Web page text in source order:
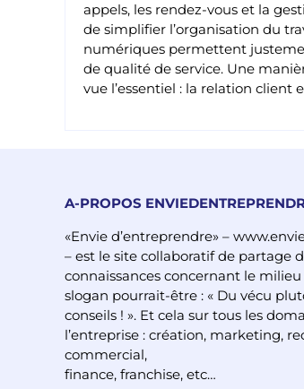
appels, les rendez-vous et la
de simplifier l’organisation du
numériques permettent
de qualité de service. Une
vue l’essentiel : la relation client
A-PROPOS
«Envie d’entreprendre» –
– est le site collaboratif de partage
connaissances concernant le milieu
slogan pourrait-être : « Du vécu
conseils ! ». Et cela sur tous les
l’entreprise : création, marketing,
commercial,
finance, franchise, etc…